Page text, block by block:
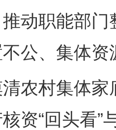
动职能部
公、集体
村集体家
资“回头看”